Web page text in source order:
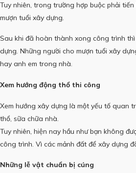
Tuy nhiên, trong trường hợp buộc phải
mượn tuổi xây dựng.
Sau khi đã hoàn thành xong công trình
dựng. Những người cho mượn tuổi xây
hay anh em trong nhà.
Xem hướng động thổ thi công
Xem hướng xây dựng là một yếu tố quan
thổ, sữa chữa nhà.
Tuy nhiên, hiện nay hầu như bạn không
công trình. Vì các mảnh đất để xây dựng
Những lễ vật chuẩn bị cúng